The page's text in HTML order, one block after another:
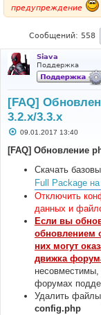
предупреждение
Сообщений: 558
Siava
Поддержка
[FAQ]
3.2.x/3.3.x
С
о
б
09.01.2017 13:40
[FAQ] Обновление
Скачать
Full Package
Отключить
данных и
Если вы
обновлением
них могут
движка
форумах
Удалить
config.php